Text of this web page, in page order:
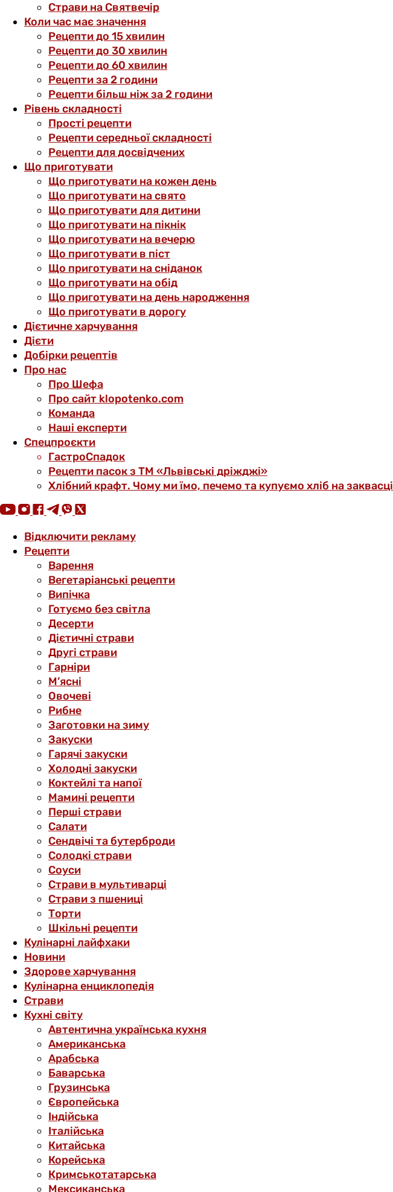
Страви на Святвечір
Коли час має значення
Рецепти до 15 хвилин
Рецепти до 30 хвилин
Рецепти до 60 хвилин
Рецепти за 2 години
Рецепти більш ніж за 2 години
Рівень складності
Прості рецепти
Рецепти середньої складності
Рецепти для досвідчених
Що приготувати
Що приготувати на кожен день
Що приготувати на свято
Що приготувати для дитини
Що приготувати на пікнік
Що приготувати на вечерю
Що приготувати в піст
Що приготувати на сніданок
Що приготувати на обід
Що приготувати на день народження
Що приготувати в дорогу
Дієтичне харчування
Дієти
Добірки рецептів
Про нас
Про Шефа
Про сайт klopotenko.com
Команда
Наші експерти
Спецпроєкти
ГастроСпадок
Рецепти пасок з ТМ «Львівські дріжджі»
Хлібний крафт. Чому ми їмо, печемо та купуємо хліб на заквасці
Відключити рекламу
Рецепти
Варення
Вегетаріанські рецепти
Випічка
Готуємо без світла
Десерти
Дієтичні страви
Другі страви
Гарніри
М’ясні
Овочеві
Рибне
Заготовки на зиму
Закуски
Гарячі закуски
Холодні закуски
Коктейлі та напої
Мамині рецепти
Перші страви
Салати
Сендвічі та бутерброди
Солодкі страви
Соуси
Страви в мультиварці
Страви з пшениці
Торти
Шкільні рецепти
Кулінарні лайфхаки
Новини
Здорове харчування
Кулінарна енциклопедія
Страви
Кухні світу
Автентична українська кухня
Американська
Арабська
Баварська
Грузинська
Європейська
Індійська
Італійська
Китайська
Корейська
Кримськотатарська
Мексиканська